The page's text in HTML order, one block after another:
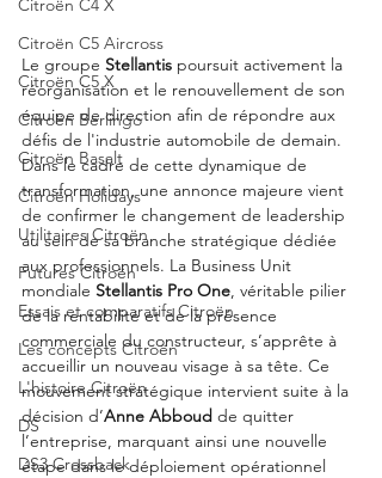
Citroën C4 X
Citroën C5 Aircross
Citroën C5 X
Citroën Berlingo
Citroën Basalt
Citroën Holidays
Utilitaires Citroën
Futures Citroën
Essais et comparatifs Citroën
Les concepts Citroën
L'histoire Citroën
DS
DS3 Crossback
Le groupe Stellantis poursuit activement la
réorganisation et le renouvellement de son
équipe de direction afin de répondre aux
défis de l'industrie automobile de demain.
Dans le cadre de cette dynamique de
transformation, une annonce majeure vient
de confirmer le changement de leadership
au sein de sa branche stratégique dédiée
aux professionnels. La Business Unit
mondiale Stellantis Pro One, véritable pilier
de la rentabilité et de la présence
commerciale du constructeur, s’apprête à
accueillir un nouveau visage à sa tête. Ce
mouvement stratégique intervient suite à la
décision d’Anne Abboud de quitter
l’entreprise, marquant ainsi une nouvelle
étape dans le déploiement opérationnel